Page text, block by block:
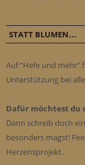
STATT BLUMEN…
Auf “Hefe und mehr”
Unterstützung bei
Dafür möchtest du
Dann schreib doch
besonders magst!
Herzensprojekt.